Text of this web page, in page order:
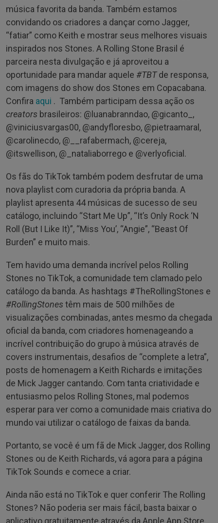
música favorita da banda. Também estamos
convidando os criadores a dançar como Jagger,
“fatiar” como Keith e mostrar seus melhores visuais
inspirados nos Stones. A Rolling Stone Brasil é
parceira nesta divulgação e já aproveitou a
oportunidade para mandar aquele #TBTde responsa,
com imagens do show dos Stones em Copacabana.
Confira aqui . Também participam dessa ação os
creators brasileiros: @luanabranndao, @gicanto_,
@viniciusvargas00, @andyfloresbo, @pietraamaral,
@carolinecdo, @__rafabermach, @cereja,
@itswellison, @_nataliaborrego e @verlyoficial.
Os fãs do TikTok também podem desfrutar de uma
nova playlist com curadoria da própria banda. A
playlist apresenta 44 músicas de sucesso de seu
catálogo, incluindo “Start Me Up”, “It’s Only Rock ‘N
Roll (But I Like It)”, “Miss You’, “Angie”, “Beast Of
Burden” e muito mais.
Tem havido uma demanda incrível pelos Rolling
Stones no TikTok, a comunidade tem clamado pelo
catálogo da banda. As hashtags #TheRollingStones e
#RollingStones têm mais de 500 milhões de
visualizações combinadas, antes mesmo da chegada
oficial da banda, com criadores homenageando a
incrível contribuição do grupo à música através de
covers instrumentais, desafios de “complete a letra”,
posts de homenagem a Keith Richards e imitações
de Mick Jagger cantando. Com tanta criatividade e
entusiasmo pelos Rolling Stones, mal podemos
esperar para ver como a comunidade mais criativa do
mundo vai utilizar o catálogo de faixas da banda.
Portanto, se você é um fã de Mick Jagger, dos Rolling
Stones ou de Keith Richards, vá agora para a página
TikTok Sounds e comece a criar.
Ainda não está no TikTok e quer conferir The Rolling
Stones? Não poderia ser mais fácil, basta baixar o
aplicativo gratuitamente através da Apple App Store,